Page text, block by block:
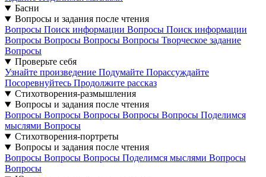
Басни
Вопросы и задания после чтения
Вопросы Поиск информации Вопросы Поиск информации
Вопросы Вопросы Вопросы Вопросы Творческое задание
Вопросы
Проверьте себя
Узнайте произведение Подумайте Порассуждайте
Посоревнуйтесь Продолжите рассказ
Стихотворения-размышления
Вопросы и задания после чтения
Вопросы Вопросы Вопросы Вопросы Вопросы Поделимся
мыслями Вопросы
Стихотворения-портреты
Вопросы и задания после чтения
Вопросы Вопросы Вопросы Поделимся мыслями Вопросы
Вопросы